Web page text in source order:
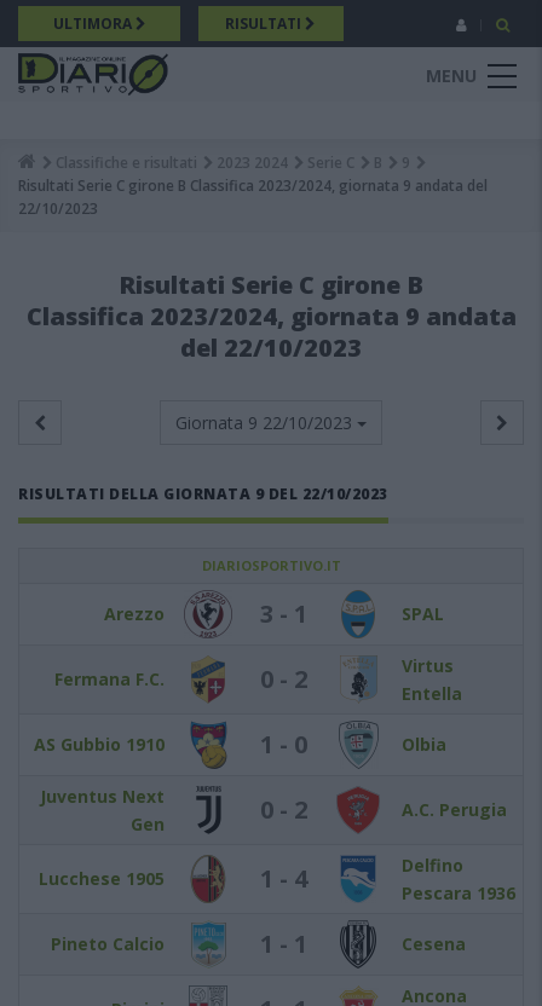
Salta
al
contenuto
principale
ULTIMORA RISULTATI
MENU
Breadcrumb
Classifiche e risultati 2023 2024 Serie C B
9
Risultati Serie C girone B Classifica 2023/2024, giornata 9 andata del
22/10/2023
Risultati Serie C girone B
Classifica 2023/2024, giornata 9 andata
del 22/10/2023
Giornata 9 22/10/2023
RISULTATI DELLA GIORNATA 9 DEL 22/10/2023
DIARIOSPORTIVO.IT
Arezzo 3 - 1 SPAL
Fermana F.C. 0 - 2
Virtus
Entella
AS Gubbio 1910 1 - 0 Olbia
Juventus Next
Gen
0 - 2 A.C. Perugia
Lucchese 1905 1 - 4
Delfino
Pescara 1936
Pineto Calcio 1 - 1 Cesena
Ancona